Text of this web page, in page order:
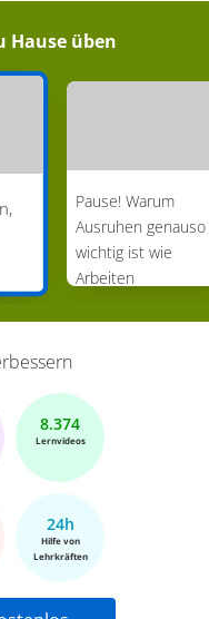
Hause üben
Pause! Warum
Ausruhen genauso
wichtig ist wie
Arbeiten
8.374
Lernvideos
24h
Hilfe von
Lehrkräften